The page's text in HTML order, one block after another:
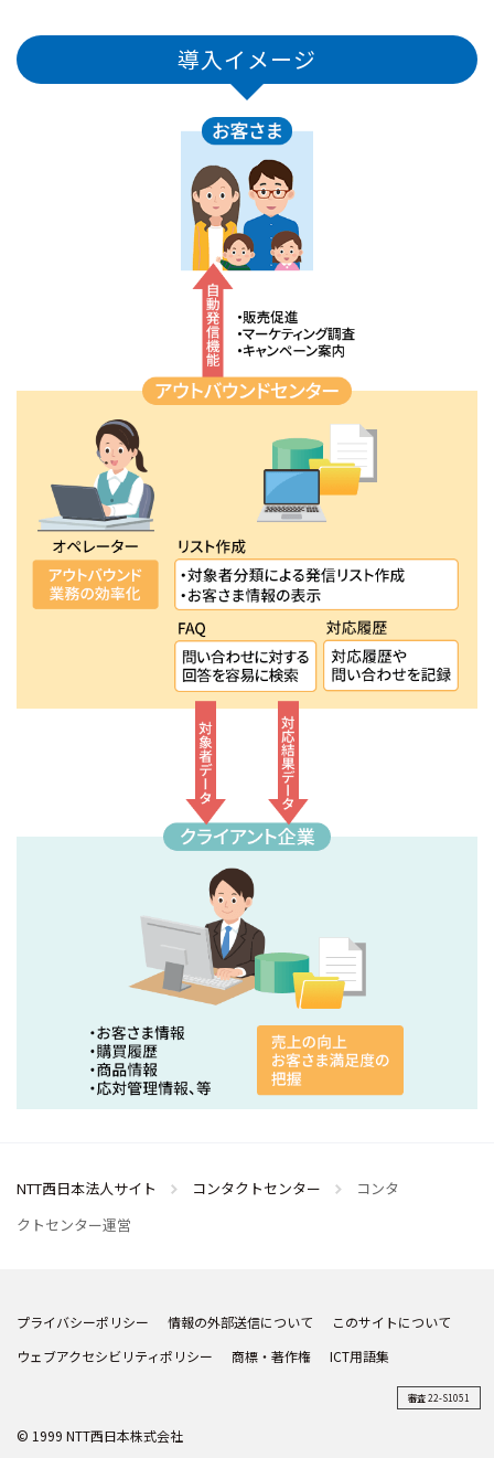
導入イメージ
NTT西日本法人サイト コンタクトセンター
コンタ
クトセンター運営
プライバシーポリシー 情報の外部送信について
このサイトについて
ウェブアクセシビリティポリシー
商標・著作権 ICT用語集
審査 22-S1051
© 1999 NTT西日本株式会社